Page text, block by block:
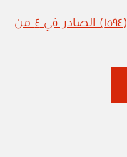
عدد الجريدة الرسمية رقم (١٥٩٤) الصادر في ٤ من